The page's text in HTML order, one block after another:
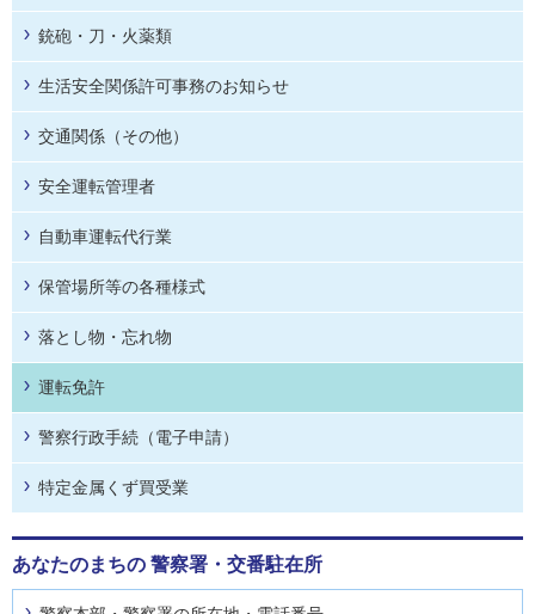
銃砲・刀・火薬類
生活安全関係許可事務のお知らせ
交通関係（その他）
安全運転管理者
自動車運転代行業
保管場所等の各種様式
落とし物・忘れ物
運転免許
警察行政手続（電子申請）
特定金属くず買受業
あなたのまちの 警察署・交番駐在所